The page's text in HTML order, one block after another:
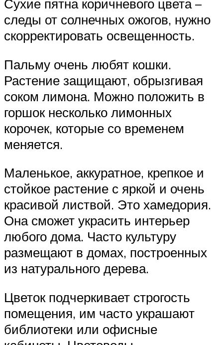
Сухие пятна коричневого цвета –
следы от солнечных ожогов, нужно
скорректировать освещенность.
Пальму очень любят кошки.
Растение защищают, обрызгивая
соком лимона. Можно положить в
горшок несколько лимонных
корочек, которые со временем
меняется.
Маленькое, аккуратное, крепкое и
стойкое растение с яркой и очень
красивой листвой. Это хамедория.
Она сможет украсить интерьер
любого дома. Часто культуру
размещают в домах, построенных
из натурального дерева.
Цветок подчеркивает строгость
помещения, им часто украшают
библиотеки или офисные